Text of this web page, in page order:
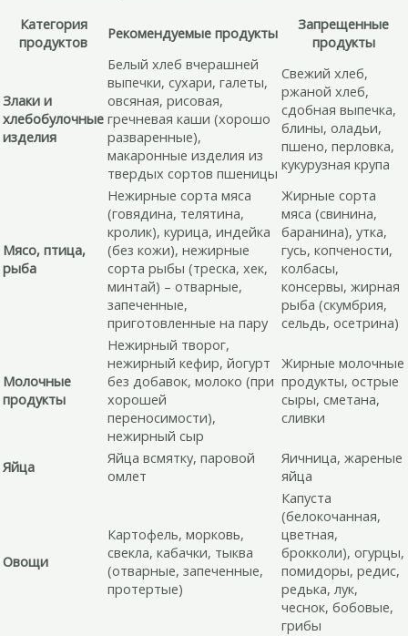
Категория
продуктов
Рекомендуемые продукты
Запрещенные
продукты
Злаки и
хлебобулочные
изделия
Белый хлеб вчерашней
выпечки, сухари, галеты,
овсяная, рисовая,
гречневая каши (хорошо
разваренные),
макаронные изделия из
твердых сортов пшеницы
Свежий хлеб,
ржаной хлеб,
сдобная выпечка,
блины, оладьи,
пшено, перловка,
кукурузная крупа
Мясо, птица,
рыба
Нежирные сорта мяса
(говядина, телятина,
кролик), курица, индейка
(без кожи), нежирные
сорта рыбы (треска, хек,
минтай) – отварные,
запеченные,
приготовленные на пару
Жирные сорта
мяса (свинина,
баранина), утка,
гусь, копчености,
колбасы,
консервы, жирная
рыба (скумбрия,
сельдь, осетрина)
Молочные
продукты
Нежирный творог,
нежирный кефир, йогурт
без добавок, молоко (при
хорошей
переносимости),
нежирный сыр
Жирные молочные
продукты, острые
сыры, сметана,
сливки
Яйца
Яйца всмятку, паровой
омлет
Яичница, жареные
яйца
Овощи
Картофель, морковь,
свекла, кабачки, тыква
(отварные, запеченные,
протертые)
Капуста
(белокочанная,
цветная,
брокколи), огурцы,
помидоры, редис,
редька, лук,
чеснок, бобовые,
грибы